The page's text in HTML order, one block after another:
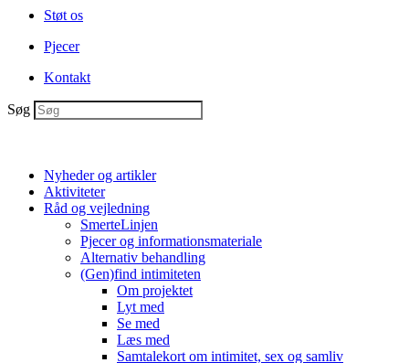
Støt os
Pjecer
Kontakt
Søg
Nyheder og artikler
Aktiviteter
Råd og vejledning
SmerteLinjen
Pjecer og informationsmateriale
Alternativ behandling
(Gen)find intimiteten
Om projektet
Lyt med
Se med
Læs med
Samtalekort om intimitet, sex og samliv